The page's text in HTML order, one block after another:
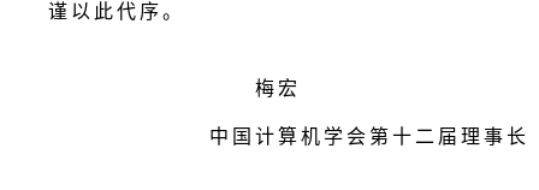
谨以此代序。
梅宏
中国计算机学会第十二届理事长